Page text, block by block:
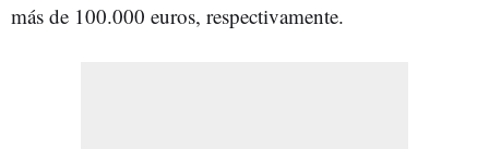
más de 100.000 euros, respectivamente.